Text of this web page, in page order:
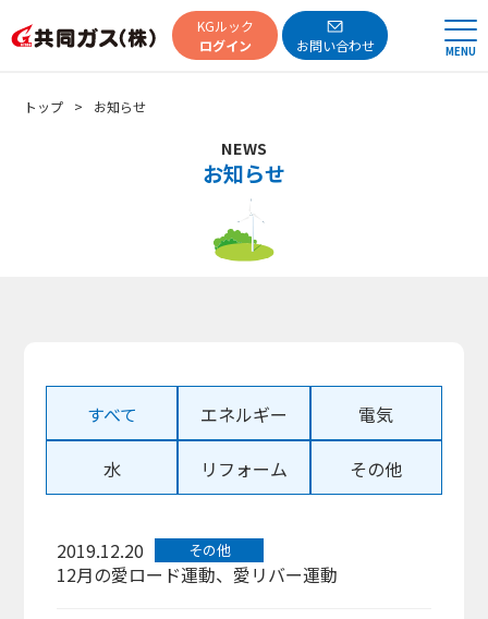
共同ガスKGルック
ログイン
お問い合わせ MENU
トップ お知らせ
NEWS
お知らせ
すべて エネルギー 電気
水 リフォーム その他
2019.12.20 その他
12月の愛ロード運動、愛リバー運動